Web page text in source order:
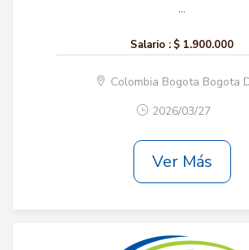
...
Salario : $ 1.900.000
Colombia Bogota Bogota
2026/03/27
Ver Más